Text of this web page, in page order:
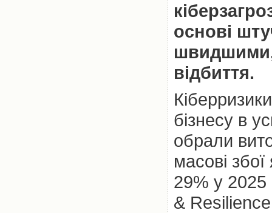
основі
швидшими,
відбиття.
бізнесу в
обрали
масові
29% у 2025
&